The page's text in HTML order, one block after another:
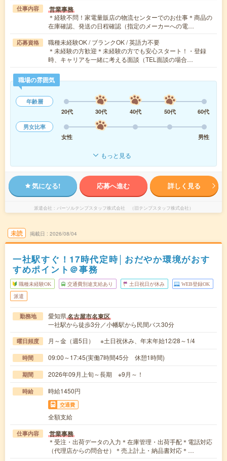
仕事内容 営業事務
＊経験不問！家電量販店の物流センターでのお仕事＊商品の
在庫確認、発送の日程確認（指定のメーカーへの電…
応募資格
職種未経験OK / ブランクOK / 英語力不要
＊未経験の方歓迎＊未経験の方でも安心スタート！・登録
時、キャリアを一緒に考える面談（TEL面談の場合…
職場の雰囲気
年齢層
20代
30代 40代 50代
60代
男女比率
女性
男性
もっと見る
気になる! 応募へ進む 詳しく見る
派遣会社 パーソルテンプスタッフ株式会社 （旧テンプスタッフ株式会社）
未読 掲載日 2026/08/04
一社駅すぐ！17時代定時│おだやか環境がおす
すめポイント＠事務
職種未経験OK 交通費別途支給あり 土日祝日が休み WEB登録OK
派遣
勤務地 愛知県名古屋市名東区
一社駅から徒歩3分／小幡駅から民間バス30分
曜日頻度 月～金（週5日） ※土日祝休み、年末年始12/28～1/4
時間 09:00～17:45(実働7時間45分 休憩1時間)
期間 2026年09月上旬～長期 ※9月～！
時給 時給1450円
交通費
全額支給
仕事内容 営業事務
＊受注・出荷データの入力＊在庫管理・出荷手配＊電話対応
（代理店からの問合せ）＊売上計上・納品書対応＊…